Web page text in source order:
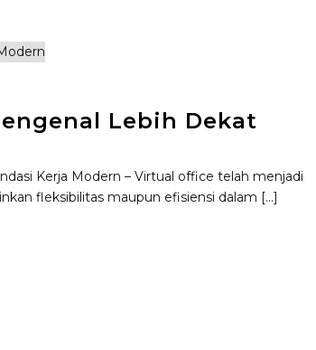
Lebih Dekat
Kerja Modern – Virtual office telah menjadi
fleksibilitas maupun efisiensi dalam [...]